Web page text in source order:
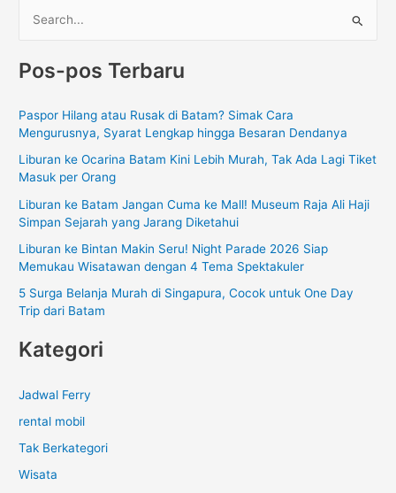
r
u
t
Pos-pos Terbaru
Paspor Hilang atau Rusak di Batam? Simak Cara
Mengurusnya, Syarat Lengkap hingga Besaran Dendanya
Liburan ke Ocarina Batam Kini Lebih Murah, Tak Ada Lagi Tiket
Masuk per Orang
Liburan ke Batam Jangan Cuma ke Mall! Museum Raja Ali Haji
Simpan Sejarah yang Jarang Diketahui
Liburan ke Bintan Makin Seru! Night Parade 2026 Siap
Memukau Wisatawan dengan 4 Tema Spektakuler
5 Surga Belanja Murah di Singapura, Cocok untuk One Day
Trip dari Batam
Kategori
Jadwal Ferry
rental mobil
Tak Berkategori
Wisata